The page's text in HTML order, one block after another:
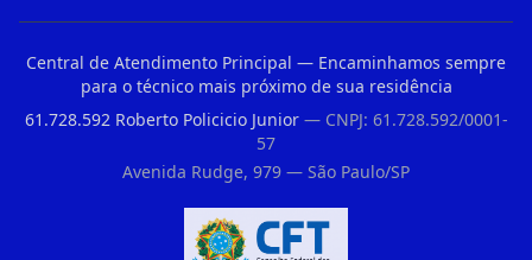
Central de Atendimento Principal — Encaminhamos sempre
para o técnico mais próximo de sua residência
61.728.592 Roberto Policicio Junior— CNPJ: 61.728.592/0001-
57
Avenida Rudge, 979 — São Paulo/SP